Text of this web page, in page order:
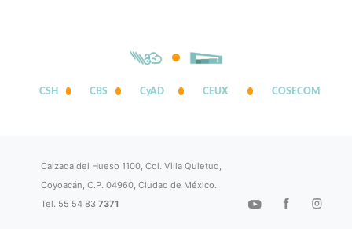
CSH CBS CyAD CEUX COSECOM
Calzada del Hueso 1100, Col. Villa Quietud,
Coyoacán, C.P. 04960, Ciudad de México.
Tel. 55 54 837371